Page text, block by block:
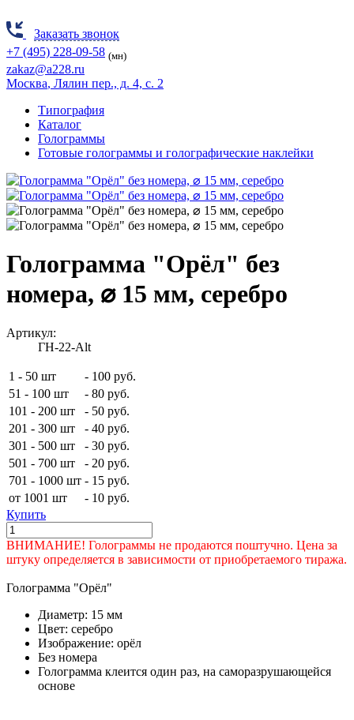
Заказать звонок
+7 (495) 228-09-58 (мн)
zakaz@a228.ru
Москва, Лялин пер., д. 4, с. 2
Типография
Каталог
Голограммы
Готовые голограммы и голографические наклейки
Голограмма "Орёл" без
номера, ⌀ 15 мм, серебро
Артикул:
ГН-22-Alt
1 - 50 шт - 100 руб.
51 - 100 шт
- 80 руб.
101 - 200 шт
- 50 руб.
201 - 300 шт
- 40 руб.
301 - 500 шт
- 30 руб.
501 - 700 шт
- 20 руб.
701 - 1000 шт - 15 руб.
от 1001 шт
- 10 руб.
Купить
ВНИМАНИЕ! Голограммы не продаются поштучно. Цена за
штуку определяется в зависимости от приобретаемого тиража.
Голограмма "Орёл"
Диаметр: 15 мм
Цвет: серебро
Изображение: орёл
Без номера
Голограмма клеится один раз, на саморазрушающейся
основе